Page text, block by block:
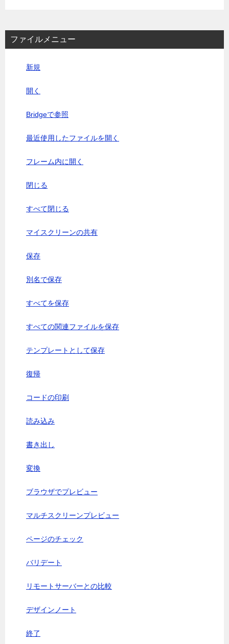
ファイルメニュー
新規
開く
Bridgeで参照
最近使用したファイルを開く
フレーム内に開く
閉じる
すべて閉じる
マイスクリーンの共有
保存
別名で保存
すべてを保存
すべての関連ファイルを保存
テンプレートとして保存
復帰
コードの印刷
読み込み
書き出し
変換
ブラウザでプレビュー
マルチスクリーンプレビュー
ページのチェック
バリデート
リモートサーバーとの比較
デザインノート
終了